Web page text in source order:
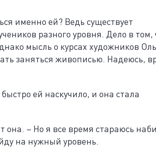
именно ей? Ведь существует
разного уровня. Дело в том,
мысль о курсах художников
заняться живописью. Надеюсь,
ей наскучило, и она стала
она. – Но я все время стараюсь
на нужный уровень.